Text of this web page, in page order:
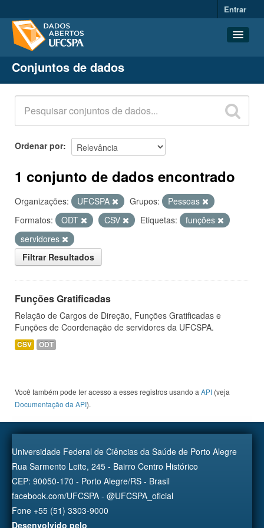
Entrar
Conjuntos de dados
Organizações
Grupos
Sobre
Conjuntos de dados
Ordenar por
1 conjunto de dados encontrado
Organizações: UFCSPA Grupos:
Pessoas
Formatos:
ODT CSV Etiquetas:
funções
servidores
Filtrar Resultados
Funções Gratificadas
Relação de Cargos de Direção, Funções Gratificadas e
Funções de Coordenação de servidores da UFCSPA.
CSV ODT
Você também pode ter acesso a esses registros usando a API (veja
Documentação da API).
Universidade Federal de Ciências da Saúde de Porto Alegre
Rua Sarmento Leite, 245 - Bairro Centro Histórico
CEP: 90050-170 - Porto Alegre/RS - Brasil
facebook.com/UFCSPA - @UFCSPA_oficial
Fone +55 (51) 3303-9000
Desenvolvido pelo